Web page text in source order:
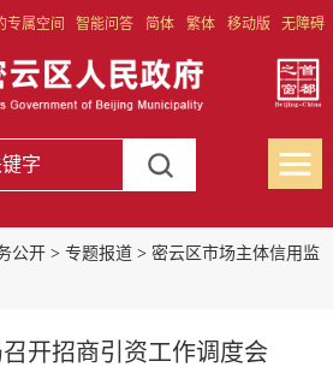
专属空间 智能问答 简体 繁体 移动版 无障碍
公开> 专题报道> 密云区市场主体信用监
开招商引资工作调度会